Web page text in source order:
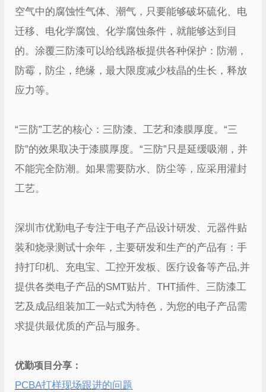
空气中的腐蚀性气体、潮气，只要能够破坏硫化、电
迁移、电化学腐蚀、化学腐蚀条件，就能够达到目
的。涂覆三防漆可以给线路板提供各种保护：防潮，
防霉，防尘，绝缘，最大限度减少枝晶的生长，释放
应力等。
“三防”工艺的核心：三防漆、工艺和漆膜厚度。“三
防”的效果取决于漆膜厚度。“三防”只是延缓吸潮，并
不能完全防潮。如果需要防水、防尘等，应采用灌封
工艺。
深圳市优勤电子专注于电子产品设计研发、元器件贴
装和烧录测试十余年，主要研发和生产的产品有：手
持打印机、充电宝、工控开发板、医疗设备等产品,并
提供各类电子产品的SMT贴片、THT插件、三防漆工
艺及成品组装加工一站式为特色，为您的电子产品需
求提供最优质的产品与服务。
优勤项目分享：
PCBA打样现场跟进的问题